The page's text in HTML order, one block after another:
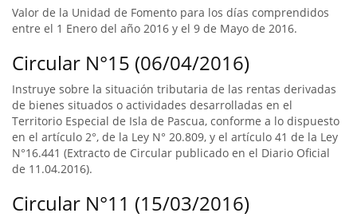
Valor de la Unidad de Fomento para los días comprendidos
entre el 1 Enero del año 2016 y el 9 de Mayo de 2016.
Circular N°15 (06/04/2016)
Instruye sobre la situación tributaria de las rentas derivadas
de bienes situados o actividades desarrolladas en el
Territorio Especial de Isla de Pascua, conforme a lo dispuesto
en el artículo 2°, de la Ley N° 20.809, y el artículo 41 de la Ley
N°16.441 (Extracto de Circular publicado en el Diario Oficial
de 11.04.2016).
Circular N°11 (15/03/2016)